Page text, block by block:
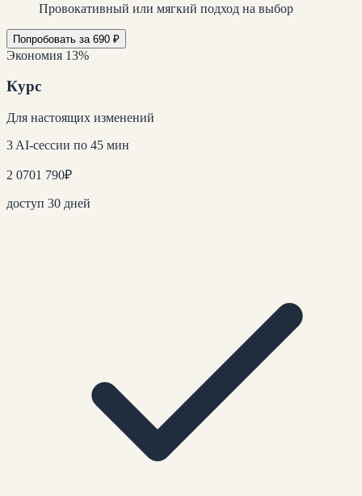
Провокативный или мягкий подход на выбор
Попробовать за 690 ₽
Экономия 13%
Курс
Для настоящих изменений
3 AI-сессии по 45 мин
2 0701 790₽
доступ 30 дней